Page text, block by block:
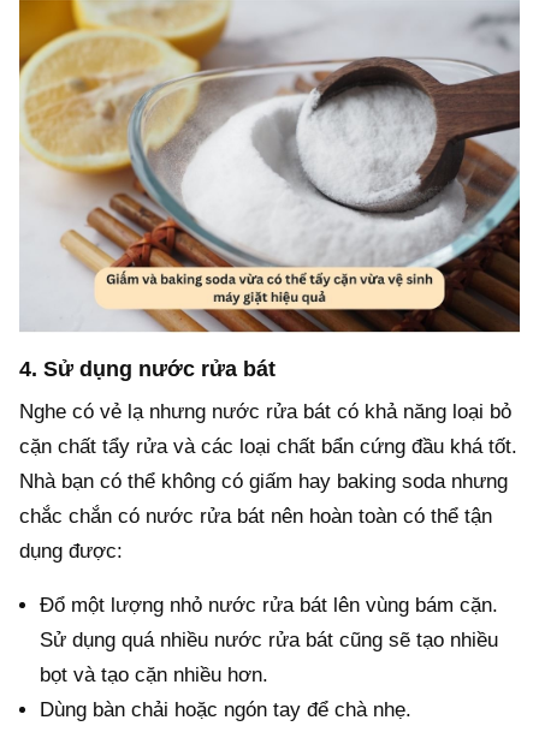
4. Sử dụng nước rửa bát
Nghe có vẻ lạ nhưng nước rửa bát có khả năng loại bỏ
cặn chất tẩy rửa và các loại chất bẩn cứng đầu khá tốt.
Nhà bạn có thể không có giấm hay baking soda nhưng
chắc chắn có nước rửa bát nên hoàn toàn có thể tận
dụng được:
Đổ một lượng nhỏ nước rửa bát lên vùng bám cặn.
Sử dụng quá nhiều nước rửa bát cũng sẽ tạo nhiều
bọt và tạo cặn nhiều hơn.
Dùng bàn chải hoặc ngón tay để chà nhẹ.